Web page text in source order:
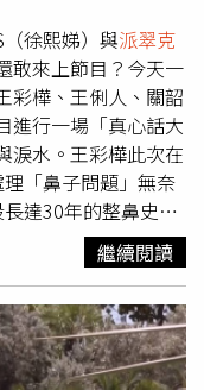
宇宙啦啦隊》淘汰
將淘汰2位選手，評
再升級。5月30日登
女孩們夢想正式啟航
徐熙娣）與派翠克
敢來上節目？今天一
彩樺、王俐人、關韶
進行一場「真心話大
淚水。王彩樺此次在
「鼻子問題」無奈
達30年的整鼻史：
氣」，嘗試了小針美
大，陷入不斷補玻尿
找權威醫師「徹底挖
度直接扁掉，這才無
S立刻溫暖安慰。王
吞金魚，這次卻毀
繼續閱讀